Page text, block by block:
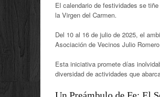
El calendario de festividades se
la Virgen del Carmen.
Del 10 al 16 de julio de 2025, el
Asociación de Vecinos Julio
Esta iniciativa promete días
diversidad de actividades que